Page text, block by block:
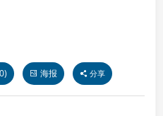
0) 海报 分享